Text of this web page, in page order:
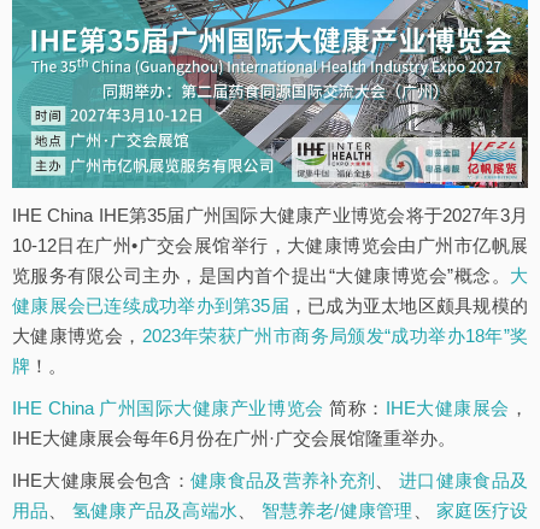
IHE China IHE第35届广州国际大健康产业博览会将于2027年3月
10-12日在广州•广交会展馆举行，大健康博览会由广州市亿帆展
览服务有限公司主办，是国内首个提出“大健康博览会”概念。 大
健康展会已连续成功举办到第35届 ，已成为亚太地区颇具规模的
大健康博览会， 2023年荣获广州市商务局颁发“成功举办18年”奖
牌 ！。
IHE China 广州国际大健康产业博览会 简称： IHE大健康展会 ，
IHE大健康展会每年6月份在广州·广交会展馆隆重举办。
IHE大健康展会包含： 健康食品及营养补充剂 、进口健康食品及
用品
氢健康产品及高端水 智慧养老/健康管理 、家庭医疗设